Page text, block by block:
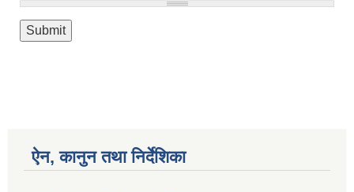
ऐन, कानुन तथा निर्देशिका